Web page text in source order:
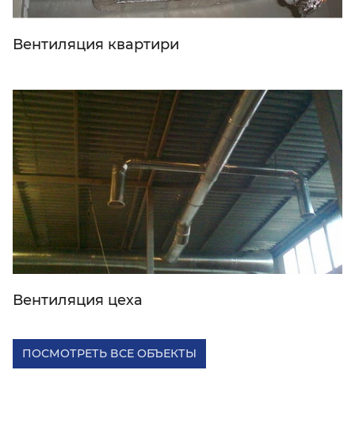
Вентиляция квартири
Вентиляция цеха
ПОСМОТРЕТЬ ВСЕ ОБЪЕКТЫ